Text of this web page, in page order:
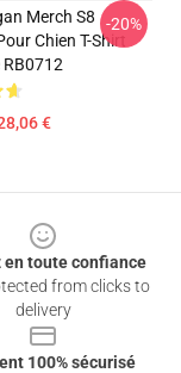
Merch S8
Chien T-Shirt
€
-20%
en toute confiance
from clicks to
delivery
100% sécurisé